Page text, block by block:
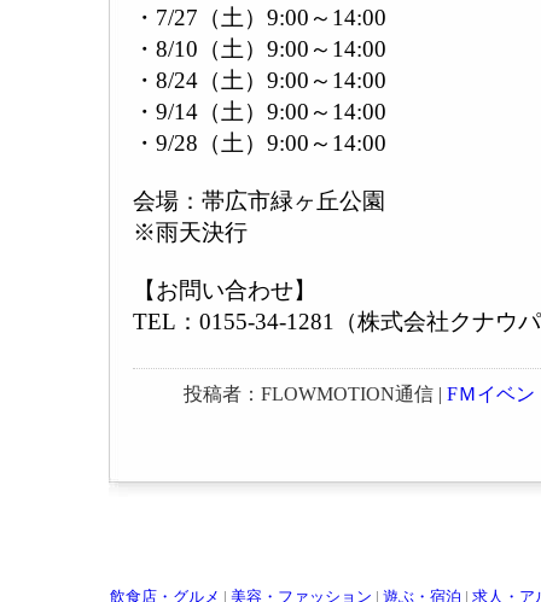
・7/27（土）9:00～14:00
・8/10（土）9:00～14:00
・8/24（土）9:00～14:00
・9/14（土）9:00～14:00
・9/28（土）9:00～14:00
会場：帯広市緑ヶ丘公園
※雨天決行
【お問い合わせ】
TEL：0155-34-1281（株式会社クナウ
投稿者：FLOWMOTION通信 | FＭイベン
飲食店・グルメ 美容・ファッション 遊ぶ・宿泊 求人・ア